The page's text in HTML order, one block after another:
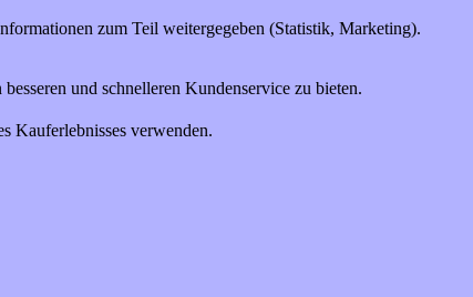
zum Teil weitergegeben (Statistik, Marketing).
und schnelleren Kundenservice zu bieten.
Kauferlebnisses verwenden.